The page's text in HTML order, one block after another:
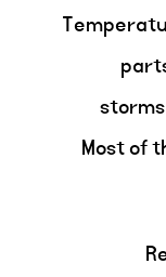
Most of
—